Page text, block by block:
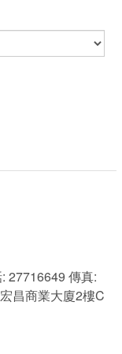
27716649 傳真:
昌商業大廈2樓C